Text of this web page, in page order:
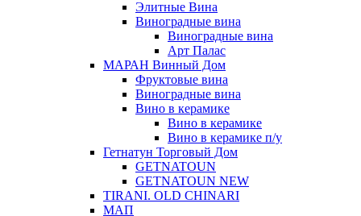
Элитные Вина
Виноградные вина
Виноградные вина
Арт Палас
МАРАН Винный Дом
Фруктовые вина
Виноградные вина
Вино в керамике
Вино в керамике
Вино в керамике п/у
Гетнатун Торговый Дом
GETNATOUN
GETNATOUN NEW
TIRANI. OLD CHINARI
МАП